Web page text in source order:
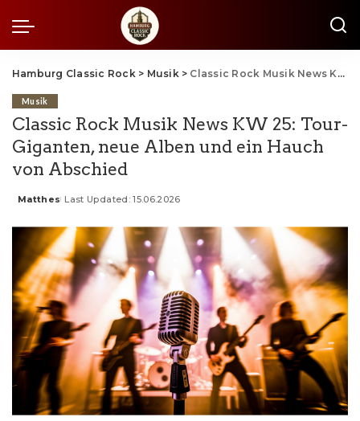
Hamburg Classic Rock> Musik> Classic Rock Musik News KW 25: Tour-Giganten, neue Alben und ein Hauch von Abschied
Musik
Classic Rock Musik News KW 25: Tour-
Giganten, neue Alben und ein Hauch
von Abschied
Posted
Matthes Last Updated: 15.06.2026